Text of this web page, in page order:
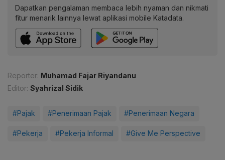
Dapatkan pengalaman membaca lebih nyaman dan nikmati
fitur menarik lainnya lewat aplikasi mobile Katadata.
Reporter: Muhamad Fajar Riyandanu
Editor: Syahrizal Sidik
#Pajak #Penerimaan Pajak #Penerimaan Negara
#Pekerja #Pekerja Informal #Give Me Perspective